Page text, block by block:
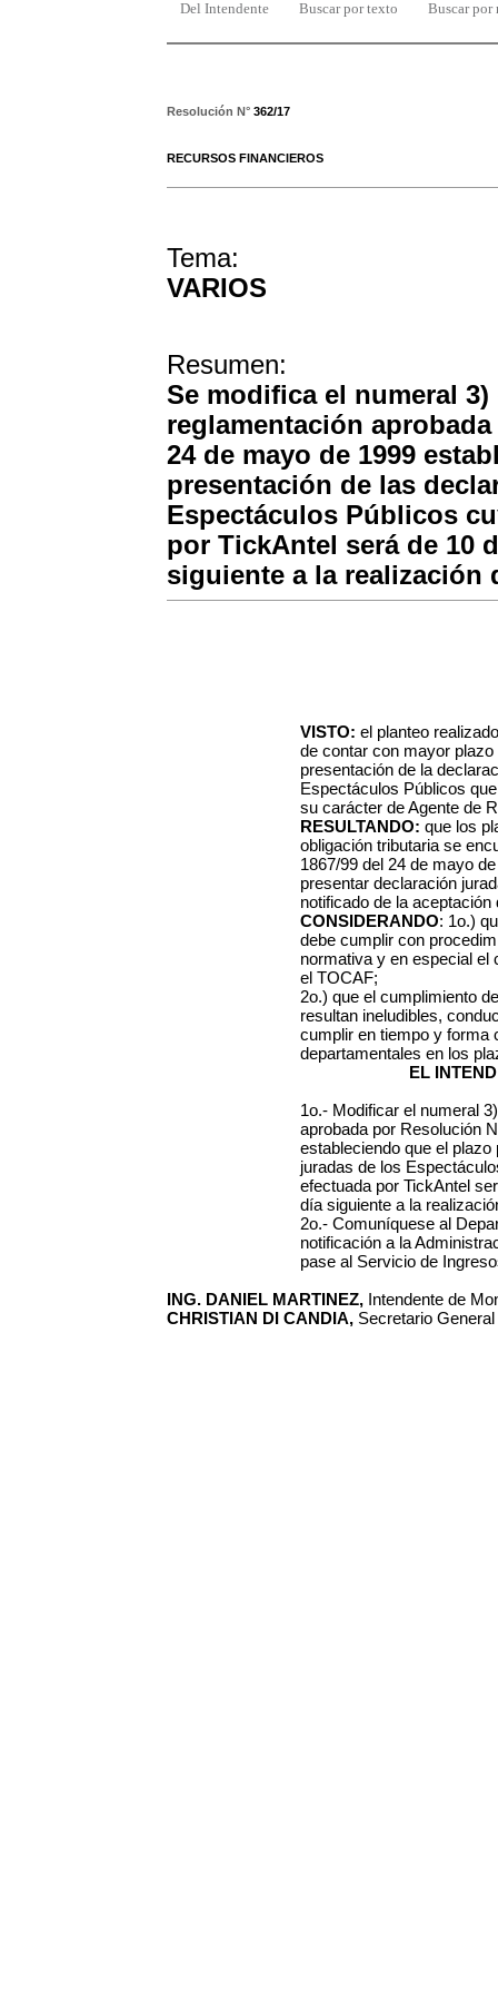
Del Intendente Buscar por texto Buscar por
Resolución N° 362/17
RECURSOS FINANCIEROS
Tema:
VARIOS
Resumen:
Se modifica el numeral
reglamentación
24 de mayo de 1999
presentación de las
Espectáculos Públicos
por TickAntel será de 10
siguiente a la realización
VISTO: el planteo
de contar con mayor
presentación de la
Espectáculos Públicos
su carácter de Agente de
RESULTANDO: que los
obligación tributaria se
1867/99 del 24 de mayo
presentar declaración
notificado de la aceptación
CONSIDERANDO: 1o.)
debe cumplir con
normativa y en especial el
el TOCAF;
2o.) que el cumplimiento
resultan ineludibles,
cumplir en tiempo y forma
departamentales en los
EL
1o.- Modificar el numeral
aprobada por Resolución
estableciendo que el
juradas de los
efectuada por TickAntel
día siguiente a la
2o.- Comuníquese al
notificación a la
pase al Servicio de
ING. DANIEL MARTINEZ, Intendente de
CHRISTIAN DI CANDIA, Secretario